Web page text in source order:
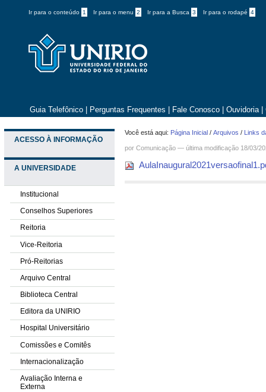
Ir para o conteúdo 1 Ir para o menu 2 Ir para a Busca 3 Ir para o rodapé 4
Guia Telefônico Perguntas Frequentes Fale Conosco Ouvidoria
ACESSO À INFORMAÇÃO
A UNIVERSIDADE
Institucional
Conselhos Superiores
Reitoria
Vice-Reitoria
Pró-Reitorias
Arquivo Central
Biblioteca Central
Editora da UNIRIO
Hospital Universitário
Comissões e Comitês
Internacionalização
Avaliação Interna e
Externa
Você está aqui: Página Inicial /Arquivos / Links
porComunicação —última modificação 18/03/